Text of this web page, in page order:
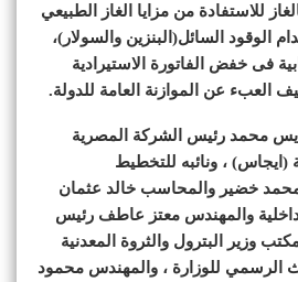
للاستفادة من مزايا الغاز الطبيعي
الوقود السائل(البنزين والسولار)،
فى خفض الفاتورة الاستيرادية
العبء عن الموازنة العامة للدولة.
يس محمد رئيس الشركة المصرية
(ايجاس) ، ونائبه للتخطيط
خضير والمحاسب خالد عثمان
والمهندس معتز عاطف رئيس
وزير البترول والثروة المعدنية
الرسمي للوزارة ، والمهندس محمود